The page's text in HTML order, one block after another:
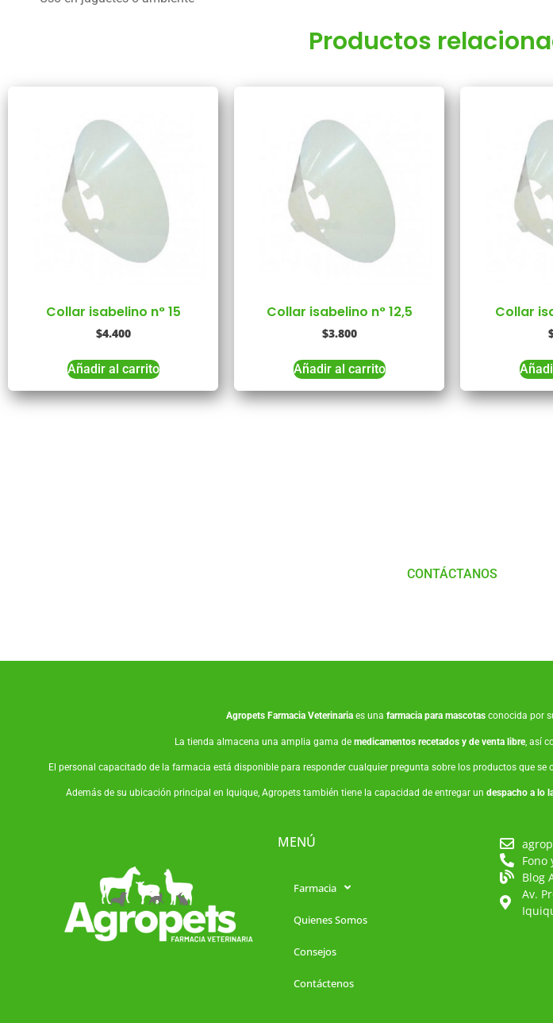
Productos
Collar isabelino n° 15
$4.400
Añadir al carrito
Collar isabelino n° 12,5
$3.800
Añadir al carrito
Collar
CONTÁCTANOS
Agropets Farmacia Veterinariaes una farmacia para mascotasconocida por
La tienda almacena una amplia gama de medicamentos recetados y de venta libre, así
El personal capacitado de la farmacia está disponible para responder cualquier pregunta sobre los productos que
Además de su ubicación principal en Iquique, Agropets también tiene la capacidad de entregar un despacho a lo
MENÚ
Farmacia
Quienes Somos
Consejos
Contáctenos
Fono
Blog
Av.